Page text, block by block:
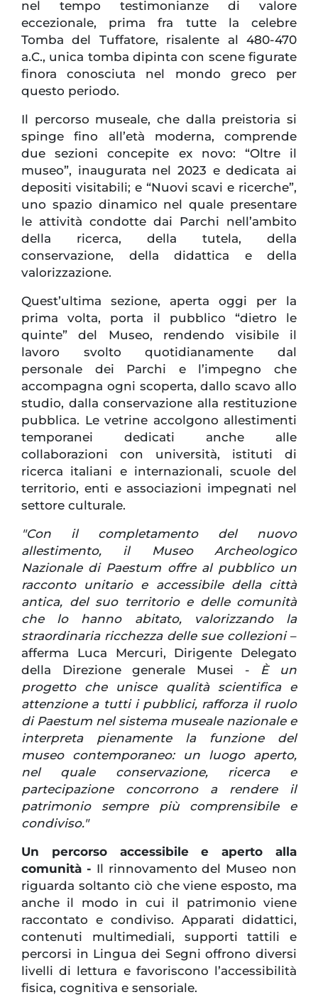
nel tempo testimonianze di valore
eccezionale, prima fra tutte la celebre
Tomba del Tuffatore, risalente al 480-470
a.C., unica tomba dipinta con scene figurate
finora conosciuta nel mondo greco per
questo periodo.
Il percorso museale, che dalla preistoria si
spinge fino all’età moderna, comprende
due sezioni concepite ex novo: “Oltre il
museo”, inaugurata nel 2023 e dedicata ai
depositi visitabili; e “Nuovi scavi e ricerche”,
uno spazio dinamico nel quale presentare
le attività condotte dai Parchi nell’ambito
della ricerca, della tutela, della
conservazione, della didattica e della
valorizzazione.
Quest’ultima sezione, aperta oggi per la
prima volta, porta il pubblico “dietro le
quinte” del Museo, rendendo visibile il
lavoro svolto quotidianamente dal
personale dei Parchi e l’impegno che
accompagna ogni scoperta, dallo scavo allo
studio, dalla conservazione alla restituzione
pubblica. Le vetrine accolgono allestimenti
temporanei dedicati anche alle
collaborazioni con università, istituti di
ricerca italiani e internazionali, scuole del
territorio, enti e associazioni impegnati nel
settore culturale.
"Con il completamento del nuovo
allestimento, il Museo Archeologico
Nazionale di Paestum offre al pubblico un
racconto unitario e accessibile della città
antica, del suo territorio e delle comunità
che lo hanno abitato, valorizzando la
straordinaria ricchezza delle sue collezioni–
afferma Luca Mercuri, Dirigente Delegato
della Direzione generale Musei - È un
progetto che unisce qualità scientifica e
attenzione a tutti i pubblici, rafforza il ruolo
di Paestum nel sistema museale nazionale e
interpreta pienamente la funzione del
museo contemporaneo: un luogo aperto,
nel quale conservazione, ricerca e
partecipazione concorrono a rendere il
patrimonio sempre più comprensibile e
condiviso."
Un percorso accessibile e aperto alla
comunità - Il rinnovamento del Museo non
riguarda soltanto ciò che viene esposto, ma
anche il modo in cui il patrimonio viene
raccontato e condiviso. Apparati didattici,
contenuti multimediali, supporti tattili e
percorsi in Lingua dei Segni offrono diversi
livelli di lettura e favoriscono l’accessibilità
fisica, cognitiva e sensoriale.